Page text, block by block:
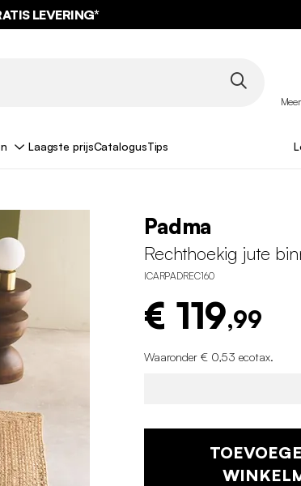
LEVERING*
Laagste prijsCatalogusTips
Padma
Rechthoekig jute
ICARPADREC160
€ 119,99
Waaronder € 0,53 ecotax.